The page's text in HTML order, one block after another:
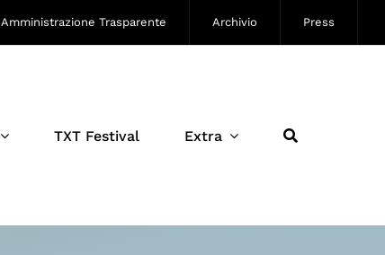
Amministrazione Trasparente Archivio Press
TXT Festival Extra